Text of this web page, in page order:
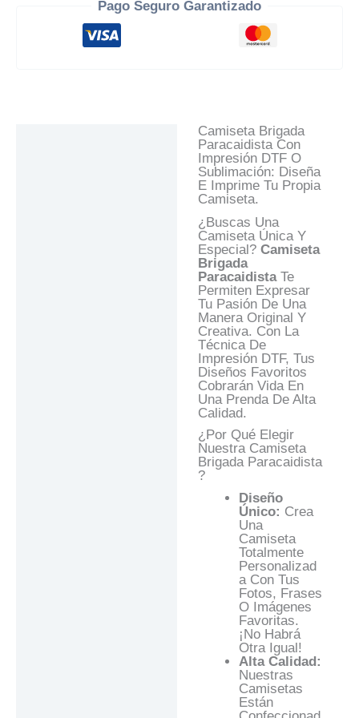
Pago Seguro Garantizado
Camiseta Brigada
Paracaidista Con
Impresión DTF O
Sublimación: Diseña
E Imprime Tu Propia
Camiseta.
¿Buscas Una
Camiseta Única Y
Especial? Camiseta
Brigada
ParacaidistaTe
Permiten Expresar
Tu Pasión De Una
Manera Original Y
Creativa. Con La
Técnica De
Impresión DTF, Tus
Diseños Favoritos
Cobrarán Vida En
Una Prenda De Alta
Calidad.
¿Por Qué Elegir
Nuestra Camiseta
Brigada Paracaidista
?
Diseño
Único: Crea
Una
Camiseta
Totalmente
Personalizad
A Con Tus
Fotos, Frases
O Imágenes
Favoritas.
¡No Habrá
Otra Igual!
Alta Calidad:
Nuestras
Camisetas
Están